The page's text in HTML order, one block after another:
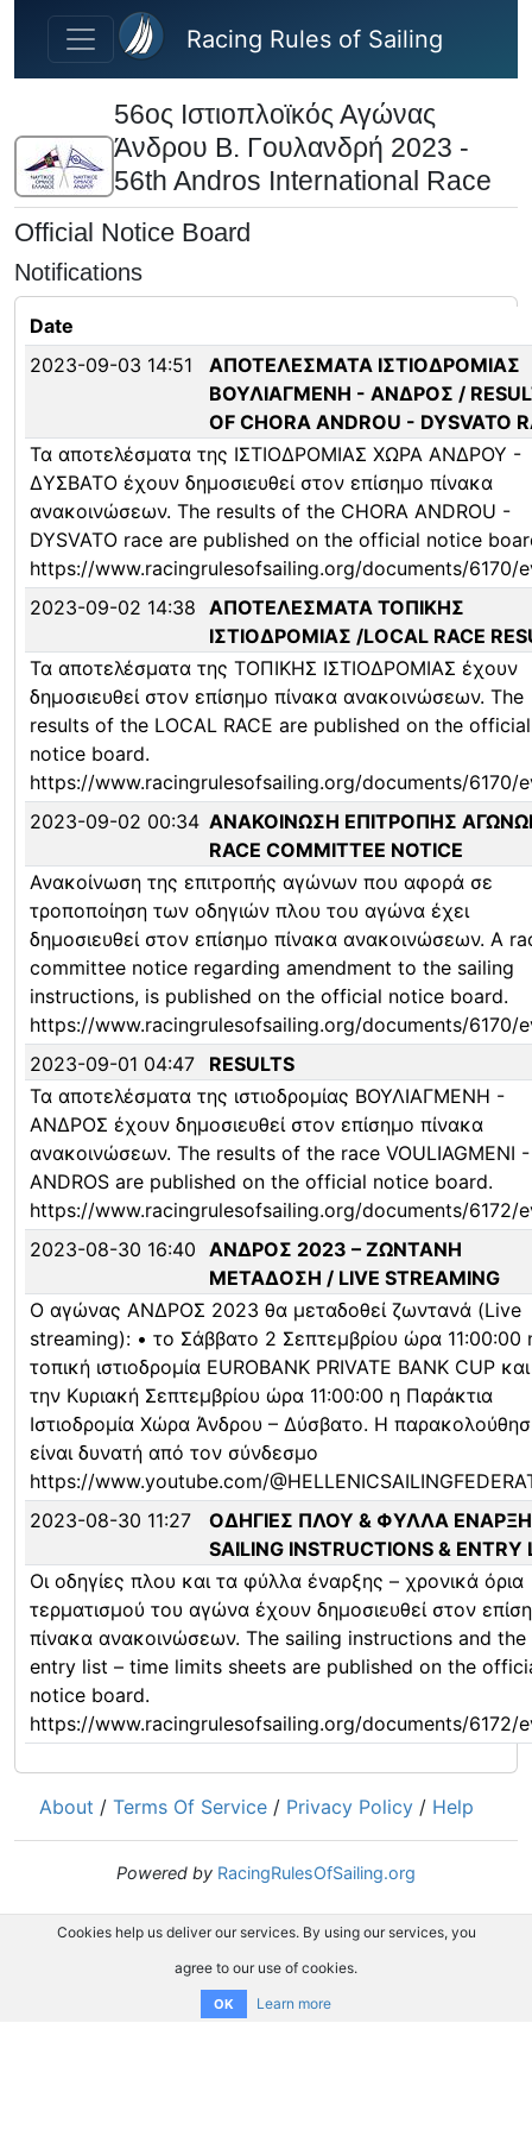
Skip to main content
Racing Rules of Sailing
56ος Ιστιοπλοϊκός Αγώνας
Άνδρου Β. Γουλανδρή 2023 -
56th Andros International Race
Official Notice Board
Notifications
Date
2023-09-03 14:51
ΑΠΟΤΕΛΕΣΜΑΤΑ ΙΣΤΙΟΔΡΟΜΙΑΣ
ΒΟΥΛΙΑΓΜΕΝΗ - ΑΝΔΡΟΣ /
OF CHORA ANDROU - DYSVATO
Τα αποτελέσματα της ΙΣΤΙΟΔΡΟΜΙΑΣ ΧΩΡΑ ΑΝΔΡΟΥ -
ΔΥΣΒΑΤΟ έχουν δημοσιευθεί στον επίσημο πίνακα
ανακοινώσεων. The results of the CHORA ANDROU -
DYSVATO race are published on the official notice
https://www.racingrulesofsailing.org/documents/6170/
2023-09-02 14:38 ΑΠΟΤΕΛΕΣΜΑΤΑ ΤΟΠΙΚΗΣ
ΙΣΤΙΟΔΡΟΜΙΑΣ /LOCAL RACE
Τα αποτελέσματα της ΤΟΠΙΚΗΣ ΙΣΤΙΟΔΡΟΜΙΑΣ έχουν
δημοσιευθεί στον επίσημο πίνακα ανακοινώσεων. The
results of the LOCAL RACE are published on the official
notice board.
https://www.racingrulesofsailing.org/documents/6170/
2023-09-02 00:34 ΑΝΑΚΟΙΝΩΣΗ ΕΠΙΤΡΟΠΗΣ
RACE COMMITTEE NOTICE
Ανακοίνωση της επιτροπής αγώνων που αφορά σε
τροποποίηση των οδηγιών πλου του αγώνα έχει
δημοσιευθεί στον επίσημο πίνακα ανακοινώσεων. A
committee notice regarding amendment to the sailing
instructions, is published on the official notice board.
https://www.racingrulesofsailing.org/documents/6170/
2023-09-01 04:47
RESULTS
Τα αποτελέσματα της ιστιοδρομίας ΒΟΥΛΙΑΓΜΕΝΗ -
ΑΝΔΡΟΣ έχουν δημοσιευθεί στον επίσημο πίνακα
ανακοινώσεων. The results of the race VOULIAGMENI -
ANDROS are published on the official notice board.
https://www.racingrulesofsailing.org/documents/6172/
2023-08-30 16:40 ΑΝΔΡΟΣ 2023 – ΖΩΝΤΑΝΗ
ΜΕΤΑΔΟΣΗ / LIVE STREAMING
Ο αγώνας ΑΝΔΡΟΣ 2023 θα μεταδοθεί ζωντανά (Live
streaming): • το Σάββατο 2 Σεπτεμβρίου ώρα 11:00:00
τοπική ιστιοδρομία EUROBANK PRIVATE BANK CUP
την Κυριακή Σεπτεμβρίου ώρα 11:00:00 η Παράκτια
Ιστιοδρομία Χώρα Άνδρου – Δύσβατο. Η
είναι δυνατή από τον σύνδεσμο
https://www.youtube.com/
2023-08-30 11:27
ΟΔΗΓΙΕΣ ΠΛΟΥ & ΦΥΛΛΑ
SAILING INSTRUCTIONS & ENTRY
Οι οδηγίες πλου και τα φύλλα έναρξης – χρονικά όρια
τερματισμού του αγώνα έχουν δημοσιευθεί στον
πίνακα ανακοινώσεων. The sailing instructions and the
entry list – time limits sheets are published on the
notice board.
https://www.racingrulesofsailing.org/documents/6172/
About / Terms Of Service / Privacy Policy / Help
Powered by RacingRulesOfSailing.org
Cookies help us deliver our services. By using our services, you
agree to our use of cookies.
OK Learn more